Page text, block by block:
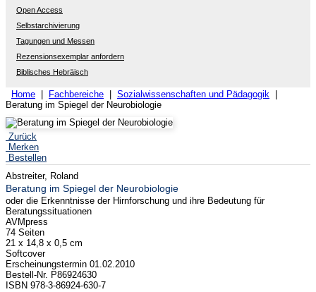
Open Access
Selbstarchivierung
Tagungen und Messen
Rezensionsexemplar anfordern
Biblisches Hebräisch
Home Fachbereiche Sozialwissenschaften und Pädagogik
Beratung im Spiegel der Neurobiologie
Zurück
Merken
Bestellen
Abstreiter, Roland
Beratung im Spiegel der Neurobiologie
oder die Erkenntnisse der Hirnforschung und ihre Bedeutung für
Beratungssituationen
AVMpress
74 Seiten
21 x 14,8 x 0,5 cm
Softcover
Erscheinungstermin 01.02.2010
Bestell-Nr. P86924630
ISBN 978-3-86924-630-7